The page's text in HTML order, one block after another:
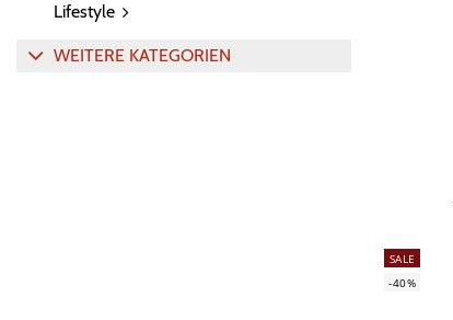
Lifestyle
WEITERE KATEGORIEN
SALE
-40%